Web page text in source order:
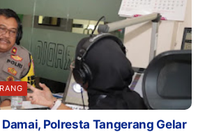
Polresta Tangerang Gelar